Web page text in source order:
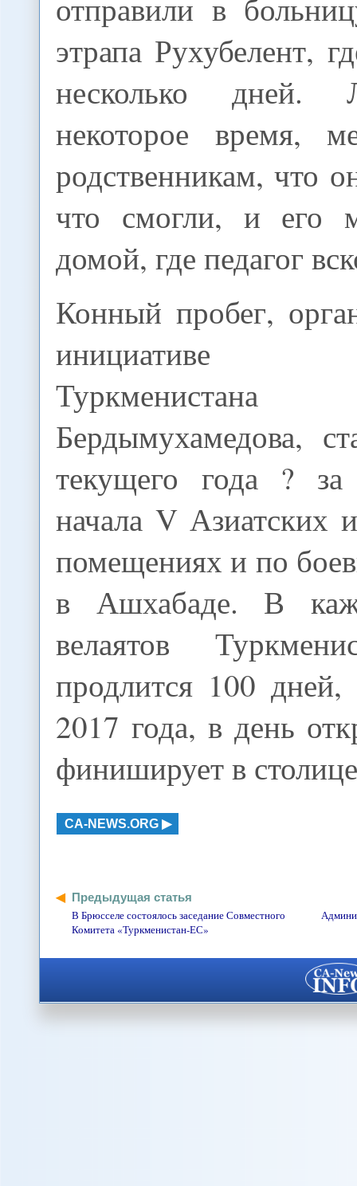
отправили в
этрапа Рухубелент,
несколько дней.
некоторое время,
родственникам, что
что смогли, и его
домой, где педагог
Конный пробег,
инициативе
Туркменистана
Бердымухамедова,
текущего года ?
начала V Азиатских
помещениях и по
в Ашхабаде. В
велаятов
продлится 100
2017 года, в день
финиширует в
CA-NEWS.ORG
Предыдущая статья
В Брюсселе состоялось заседание Совместного
Комитета «Туркменистан-ЕС»